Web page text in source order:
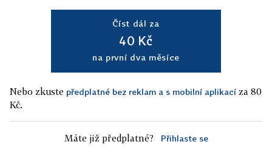
Číst dál za
40 Kč
na první dva měsíce
Nebo zkuste předplatné bez reklam a s mobilní aplikací za 80
Kč.
Máte již předplatné? Přihlaste se